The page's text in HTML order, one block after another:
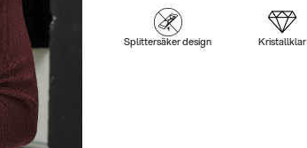
Splittersäker design Kristallklar